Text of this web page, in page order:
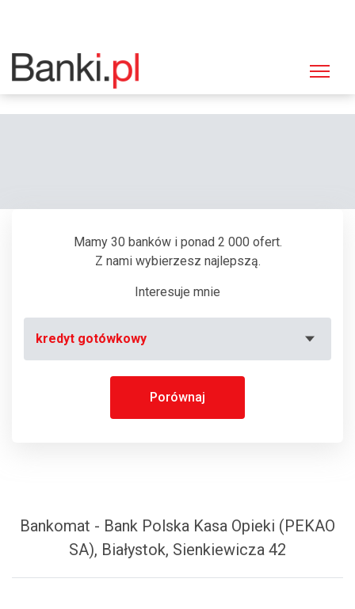
Strona główna
Bankomat Bank Polska Kasa Opieki (PEKAO SA), Białystok, Sienkiewicza
Mamy 30 banków i ponad 2 000 ofert.
Z nami wybierzesz najlepszą.
Interesuje mnie
kredyt gotówkowy
Porównaj
Bankomat - Bank Polska Kasa Opieki (PEKAO
SA), Białystok, Sienkiewicza 42